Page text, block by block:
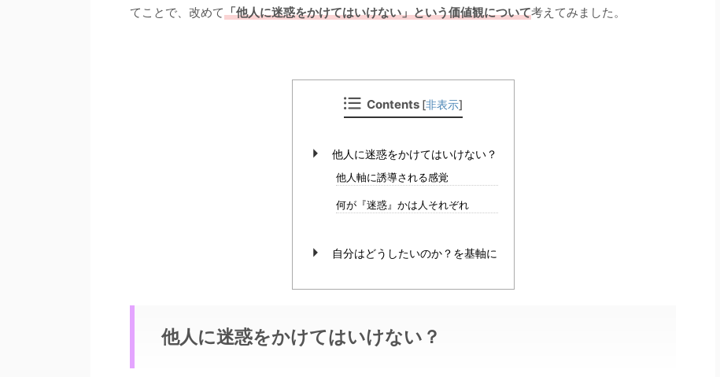
てことで、改めて「他人に迷惑をかけてはいけない」という価値観について考えてみました。
Contents [非表示]
他人に迷惑をかけてはいけない？
他人軸に誘導される感覚
何が『迷惑』かは人それぞれ
自分はどうしたいのか？を基軸に
他人に迷惑をかけてはいけない？